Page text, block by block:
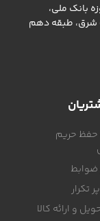
بانک ملی،
شرق، طبقه دهم
حریم
ضوابط
تکرار
و ارائه کالا